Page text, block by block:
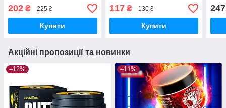
202 ₴ 225 ₴
Купити
117₴ 130 ₴
Купити
247
Акційні пропозиції та новинки
–12% –11%